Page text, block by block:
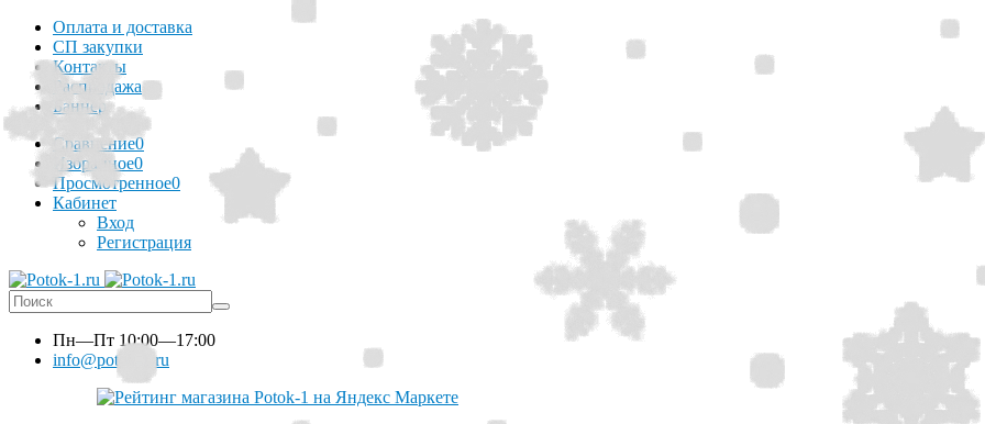
Оплата и доставка
СП закупки
Контакты
Распродажа
Баннер
Сравнение0
Избранное0
Просмотренное0
Кабинет
Вход
Регистрация
Пн—Пт 10:00—17:00
info@potok-1.ru